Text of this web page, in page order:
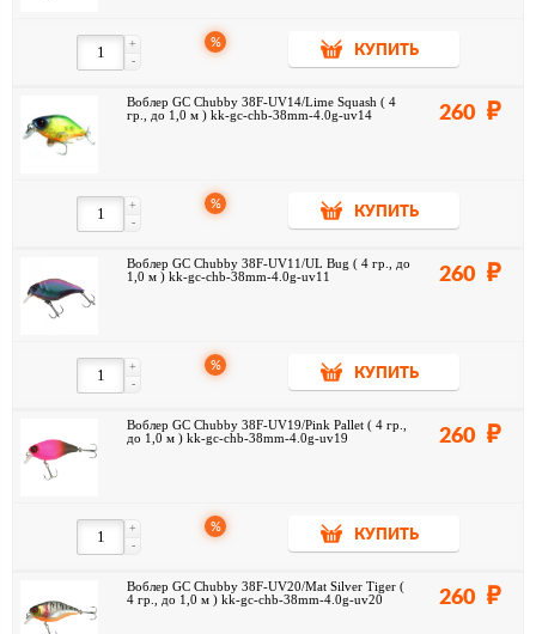
-
+ %
КУПИТЬ
Воблер GC Chubby 38F-UV14/Lime Squash ( 4
гр., до 1,0 м ) kk-gc-chb-38mm-4.0g-uv14
260
-
+ %
КУПИТЬ
Воблер GC Chubby 38F-UV11/UL Bug ( 4 гр., до
1,0 м ) kk-gc-chb-38mm-4.0g-uv11
260
-
+ %
КУПИТЬ
Воблер GC Chubby 38F-UV19/Pink Pallet ( 4 гр.,
до 1,0 м ) kk-gc-chb-38mm-4.0g-uv19
260
-
+ %
КУПИТЬ
Воблер GC Chubby 38F-UV20/Mat Silver Tiger (
4 гр., до 1,0 м ) kk-gc-chb-38mm-4.0g-uv20
260